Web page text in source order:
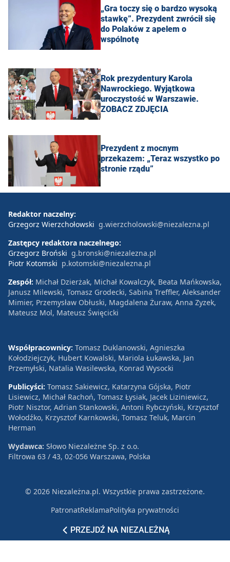
„Gra toczy się o bardzo wysoką
stawkę”. Prezydent zwrócił się
do Polaków z apelem o
wspólnotę
Rok prezydentury Karola
Nawrockiego. Wyjątkowa
uroczystość w Warszawie.
ZOBACZ ZDJĘCIA
Prezydent z mocnym
przekazem: „Teraz wszystko po
stronie rządu”
PRZEJDŹ NA NIEZALEŻNĄ
Redaktor naczelny:
Grzegorz Wierzchołowski g.wierzcholowski@niezalezna.pl
Zastępcy redaktora naczelnego:
Grzegorz Broński g.bronski@niezalezna.pl
Piotr Kotomski p.kotomski@niezalezna.pl
Zespół: Michał Dzierżak, Michał Kowalczyk, Beata Mańkowska,
Janusz Milewski, Tomasz Grodecki, Sabina Treffler, Aleksander
Mimier, Przemysław Obłuski, Magdalena Żuraw, Anna Zyzek,
Mateusz Mol, Mateusz Święcicki
Współpracownicy: Tomasz Duklanowski, Agnieszka
Kołodziejczyk, Hubert Kowalski, Mariola Łukawska, Jan
Przemyłski, Natalia Wasilewska, Konrad Wysocki
Publicyści: Tomasz Sakiewicz, Katarzyna Gójska, Piotr
Lisiewicz, Michał Rachoń, Tomasz Łysiak, Jacek Liziniewicz,
Piotr Nisztor, Adrian Stankowski, Antoni Rybczyński, Krzysztof
Wołodźko, Krzysztof Karnkowski, Tomasz Teluk, Marcin
Herman
Wydawca: Słowo Niezależne Sp. z o.o.
Filtrowa 63 / 43, 02-056 Warszawa, Polska
© 2026 Niezależna.pl. Wszystkie prawa zastrzeżone.
PatronatReklamaPolityka prywatności